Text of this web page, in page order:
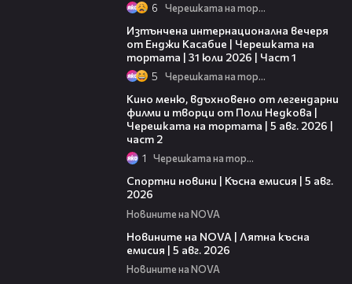
6 Черешката на тортата
Изтънчена интернационална вечеря
от Енджи Касабие | Черешката на
тортата | 31 юли 2026 | Част 1
5 Черешката на тортата
Кино меню, вдъхновено от легендарни
филми и творци от Поли Недкова |
Черешката на тортата | 5 авг. 2026 |
част 2
1 Черешката на тортата
Спортни новини | Късна емисия | 5 авг.
2026
Новините на NOVA
Новините на NOVA | Лятна късна
емисия | 5 авг. 2026
Новините на NOVA